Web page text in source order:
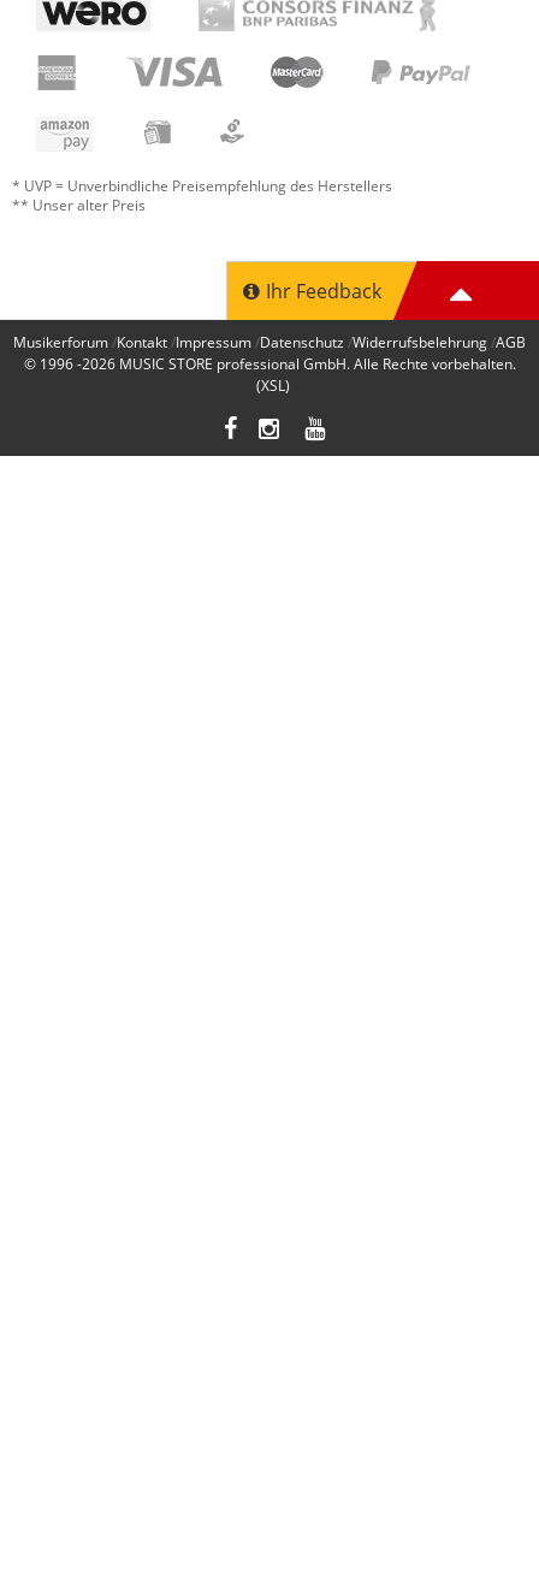
* UVP = Unverbindliche Preisempfehlung des Herstellers
** Unser alter Preis
Ihr Feedback
Musikerforum Kontakt Impressum Datenschutz Widerrufsbelehrung AGB
© 1996 -2026 MUSIC STORE professional GmbH. Alle Rechte vorbehalten.
(XSL)